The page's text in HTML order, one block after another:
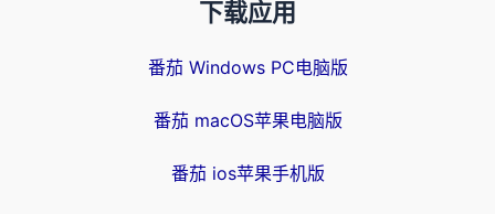
下载应用
番茄 Windows PC电脑版
番茄 macOS苹果电脑版
番茄 ios苹果手机版